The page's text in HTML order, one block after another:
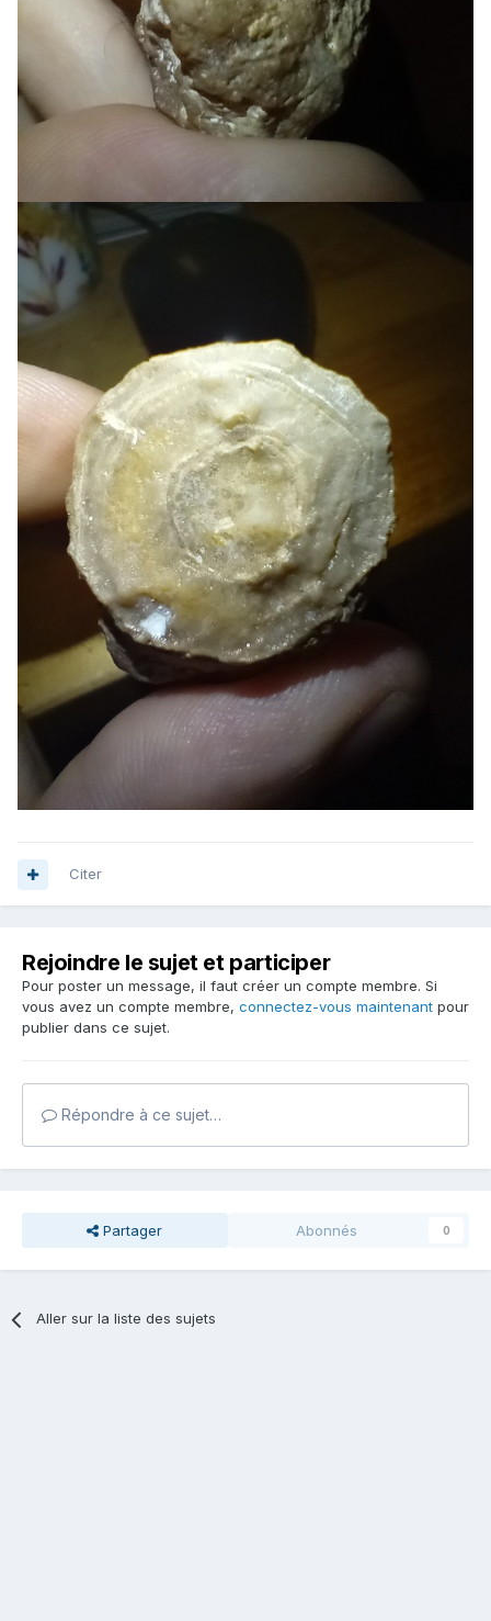
Citer
Rejoindre le sujet et participer
Pour poster un message, il faut créer un compte membre. Si
vous avez un compte membre, connectez-vous maintenant pour
publier dans ce sujet.
Répondre à ce sujet…
Partager Abonnés 0
Aller sur la liste des sujets